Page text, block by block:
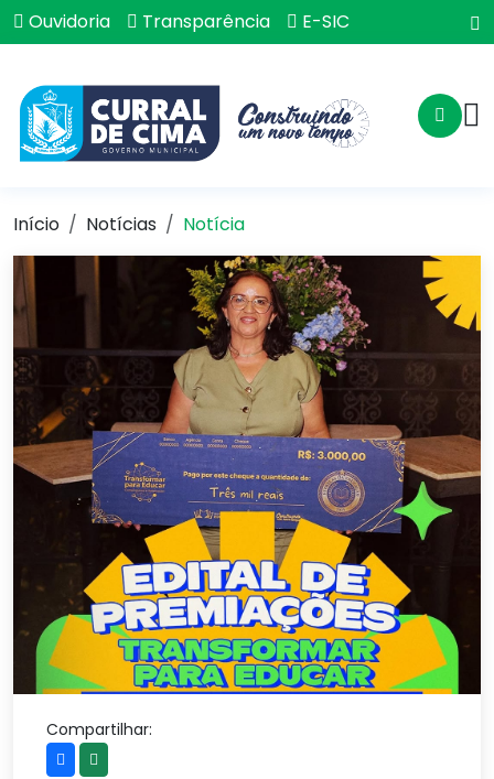
Ouvidoria Transparência E-SIC
Início Notícias Notícia
Compartilhar: